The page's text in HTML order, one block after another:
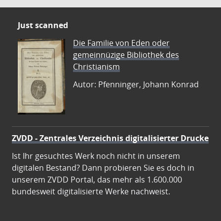
Just scanned
Die Familie von Eden oder
gemeinnüzige Bibliothek des
Christianism
Autor: Pfenninger, Johann Konrad
ZVDD - Zentrales Verzeichnis digitalisierter Drucke
Ist Ihr gesuchtes Werk noch nicht in unserem
digitalen Bestand? Dann probieren Sie es doch in
unserem ZVDD Portal, das mehr als 1.600.000
bundesweit digitalisierte Werke nachweist.